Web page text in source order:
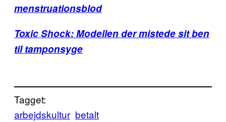
menstruationsblod
Toxic Shock: Modellen der mistede sit ben
til tamponsyge
Tagget:
arbejdskultur betalt